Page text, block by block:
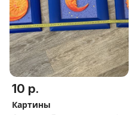
10 р.
Картины